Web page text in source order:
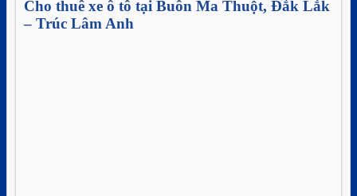
Cho thuê xe ô tô tại Buôn Ma Thuột, Đắk Lắk
– Trúc Lâm Anh